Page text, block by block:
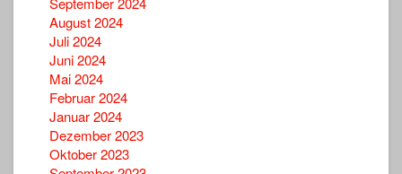
August 2024
Juli 2024
Juni 2024
Mai 2024
Februar 2024
Januar 2024
Dezember 2023
Oktober 2023